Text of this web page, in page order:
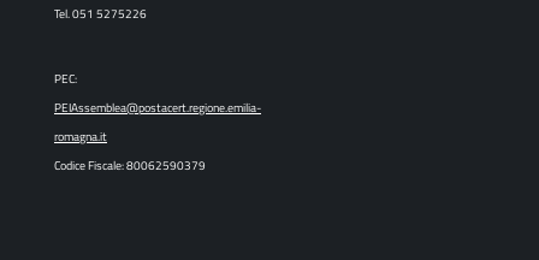
Tel. 051 5275226
PEC:
PEIAssemblea@postacert.regione.emilia-
romagna.it
Codice Fiscale: 80062590379